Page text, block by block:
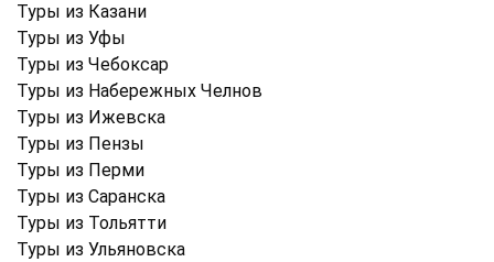
Туры из Казани
Туры из Уфы
Туры из Чебоксар
Туры из Набережных Челнов
Туры из Ижевска
Туры из Пензы
Туры из Перми
Туры из Саранска
Туры из Тольятти
Туры из Ульяновска